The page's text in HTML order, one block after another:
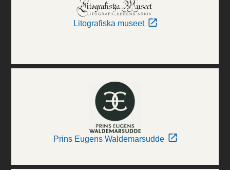
Litografiska museet
Prins Eugens Waldemarsudde